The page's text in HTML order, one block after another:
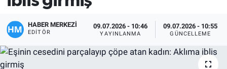
HABER MERKEZİ
EDITÖR
09.07.2026 - 10:46
YAYINLANMA
09.07.2026 - 10:55
GÜNCELLEME
Turizm
Sağlık
Eğitim
Tüm Manşetler
Son Dakika Haberleri
Haber Arşivi